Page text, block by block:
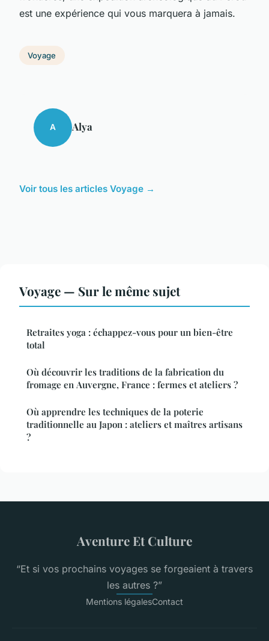
est une expérience qui vous marquera à jamais.
Voyage
A Alya
Voir tous les articles Voyage →
Voyage — Sur le même sujet
Retraites yoga : échappez-vous pour un bien-être
total
Où découvrir les traditions de la fabrication du
fromage en Auvergne, France : fermes et ateliers ?
Où apprendre les techniques de la poterie
traditionnelle au Japon : ateliers et maîtres artisans
?
Aventure Et Culture
“Et si vos prochains voyages se forgeaient à travers
les autres ?”
Mentions légalesContact